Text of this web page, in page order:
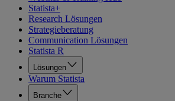
Statista+
Research Lösungen
Strategieberatung
Communication Lösungen
Statista R
Lösungen
Warum Statista
Branche